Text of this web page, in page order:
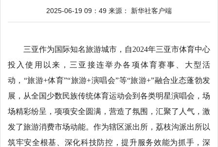
2025-06-19 09：49 来源： 新华社客户端
三亚作为国际知名旅游城市，自2024年三亚市体育中心
投入使用以来，三亚接连举办各项体育赛事、大型活
动，“旅游+体育”“旅游+演唱会”等“旅游+”融合业态蓬勃发
展，从全国少数民族传统体育运动会到各类明星演唱会，场
场精彩纷呈，项项安全圆满，营造了氛围，汇聚了人气，激
发了旅游消费市场动能。作为辖区派出所，荔枝沟派出所以
筑牢安全根基、深化科技防控，提升服务效能为抓手，深